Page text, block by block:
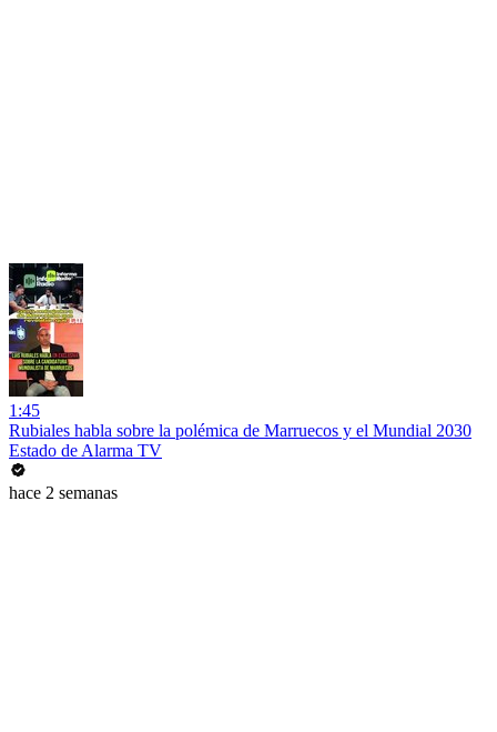
1:45
Rubiales habla sobre la polémica de Marruecos y el Mundial 2030
Estado de Alarma TV
hace 2 semanas